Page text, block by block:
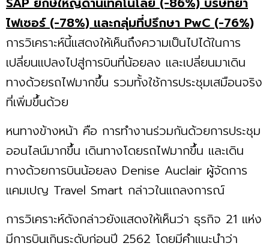
ไฟเซอร์ (-78%) และกลุ่มที่ปรึกษา PwC (-76%)
การวิเคราะห์นี้แสดงให้เห็นถึงความเป็นไปได้ในการ
เปลี่ยนแปลงไปสู่การบินที่น้อยลง เเละเปลี่ยนมาเดิน
ทางด้วยรถไฟมากขึ้น รวมทั้งใช้การประชุมเสมือนจริง
ที่เพิ่มขึ้นด้วย
หนทางข้างหน้า คือ การทำงานร่วมกันด้วยการประชุม
ออนไลน์มากขึ้น เดินทางโดยรถไฟมากขึ้น และเดิน
ทางด้วยการบินน้อยลง Denise Auclair ผู้จัดการ
แคมเปญ Travel Smart กล่าวในแถลงการณ์
การวิเคราะห์ดังกล่าวยังแสดงให้เห็นว่า ธุรกิจ 21 แห่ง
มีการบินเกินระดับก่อนปี 2562 โดยมีคำแนะนำว่า